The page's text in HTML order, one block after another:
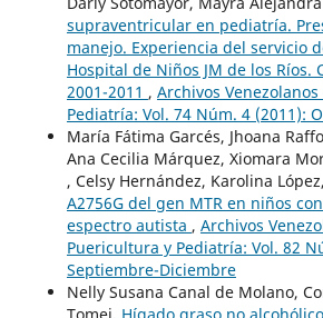
supraventricular en pediatría.
manejo. Experiencia del servicio
Hospital de Niños JM de los Ríos.
2001-2011 , Archivos
Pediatría: Vol. 74 Núm. 4 (2011):
María Fátima Garcés, Jhoana
Ana Cecilia Márquez, Xiomara
, Celsy Hernández, Karolina López,
A2756G del gen MTR en niños
espectro autista , Archivos
Puericultura y Pediatría: Vol. 82
Septiembre-Diciembre
Nelly Susana Canal de Molano,
Tomei, Hígado graso no